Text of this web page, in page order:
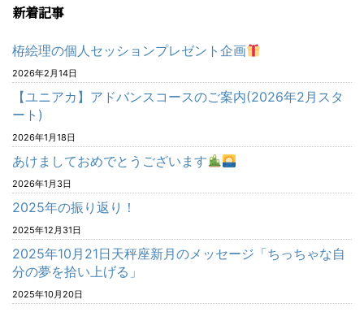
新着記事
栫絵理の個人セッションプレゼント企画
2026年2月14日
【ユニアカ】アドバンスコースのご案内(2026年2月スタ
ート)
2026年1月18日
あけましておめでとうございます
2026年1月3日
2025年の振り返り！
2025年12月31日
2025年10月21日天秤座新月のメッセージ「ちっちゃな自
分の夢を拾い上げる」
2025年10月20日